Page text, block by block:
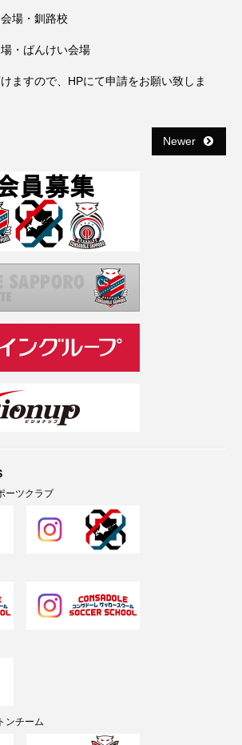
場・釧路校
・ばんけい会場
ますので、HPにて申請をお願い致しま
Newer
ーツクラブ
ンチーム